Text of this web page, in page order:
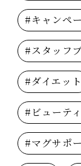
#キャンペ
#スタッフ
#ダイエット
#ビューテ
#マグサポ